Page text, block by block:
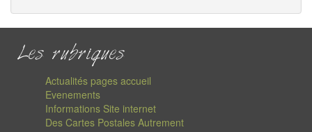
Les rubriques
Actualités pages accueil
Evenements
Informations Site internet
Des Cartes Postales Autrement